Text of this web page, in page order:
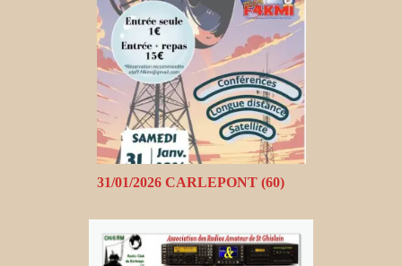
31/01/2026 CARLEPONT (60)